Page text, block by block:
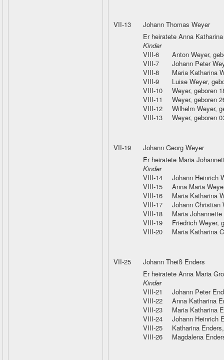
VII-13
Johann Thomas Weyer
Er heiratete Anna
Kinder
VIII-6
Anton Weyer,
VIII-7
Johann Peter
VIII-8
Maria Katharina
VIII-9
Luise Weyer,
VIII-10
Weyer, geboren
VIII-11
Weyer, geboren
VIII-12
Wilhelm Weyer,
VIII-13
Weyer, geboren
VII-19
Johann Georg Weyer
Er heiratete Maria
Kinder
VIII-14
Johann Heinrich
VIII-15
Anna Maria
VIII-16
Maria Katharina
VIII-17
Johann Christian
VIII-18
Maria Johannette
VIII-19
Friedrich Weyer,
VIII-20
Maria Katharina
VII-25
Johann Theiß Enders
Er heiratete Anna Maria
Kinder
VIII-21
Johann Peter
VIII-22
Anna Katharina
VIII-23
Maria Katharina
VIII-24
Johann Heinrich
VIII-25
Katharina Enders
VIII-26
Magdalena